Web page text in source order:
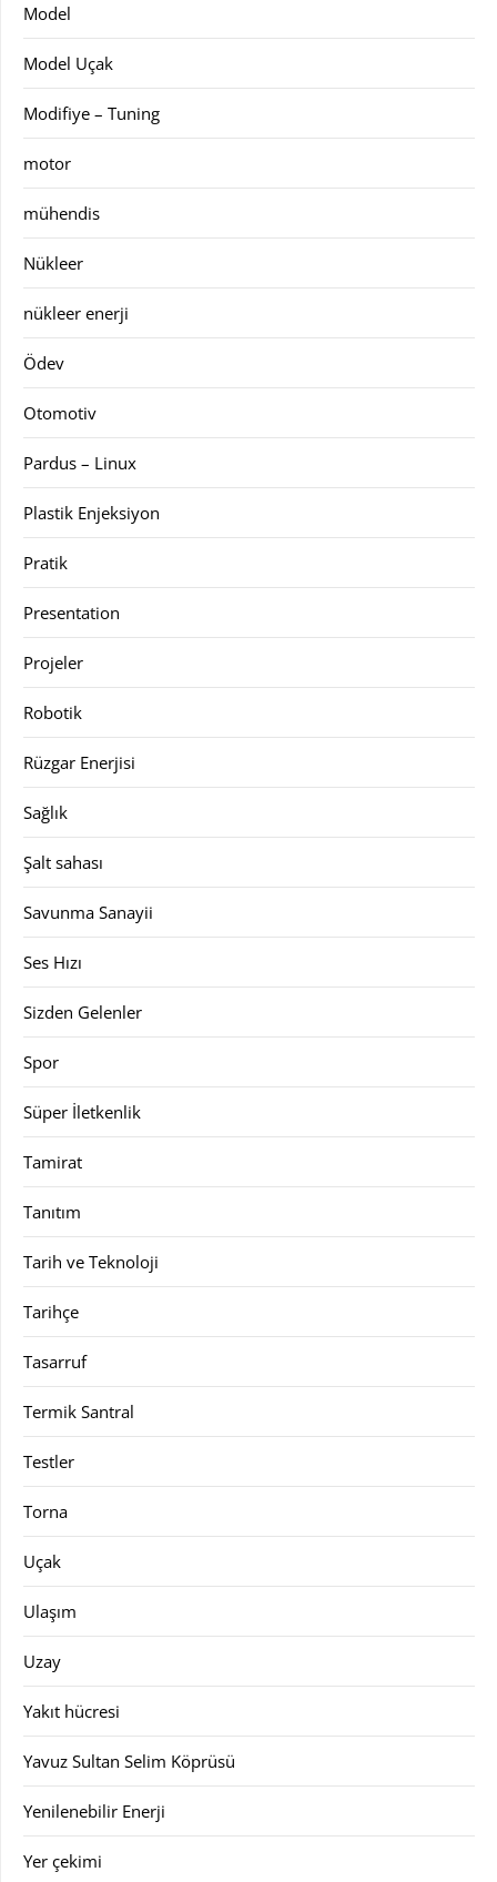
Model
Model Uçak
Modifiye – Tuning
motor
mühendis
Nükleer
nükleer enerji
Ödev
Otomotiv
Pardus – Linux
Plastik Enjeksiyon
Pratik
Presentation
Projeler
Robotik
Rüzgar Enerjisi
Sağlık
Şalt sahası
Savunma Sanayii
Ses Hızı
Sizden Gelenler
Spor
Süper İletkenlik
Tamirat
Tanıtım
Tarih ve Teknoloji
Tarihçe
Tasarruf
Termik Santral
Testler
Torna
Uçak
Ulaşım
Uzay
Yakıt hücresi
Yavuz Sultan Selim Köprüsü
Yenilenebilir Enerji
Yer çekimi